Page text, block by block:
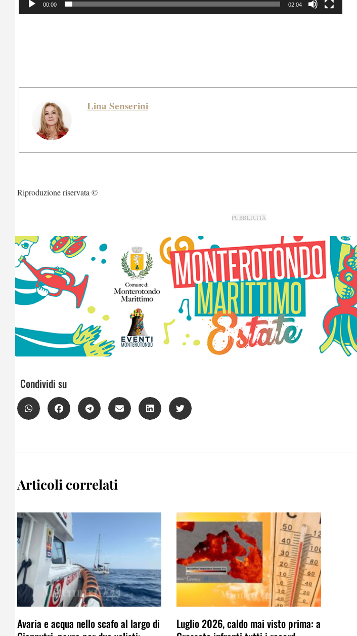
00:00 02:04
Lina Senserini
Riproduzione riservata ©
PUBBLICITÀ
Condividi su
Articoli correlati
Avaria e acqua nello scafo al largo di
Luglio 2026, caldo mai visto prima: a